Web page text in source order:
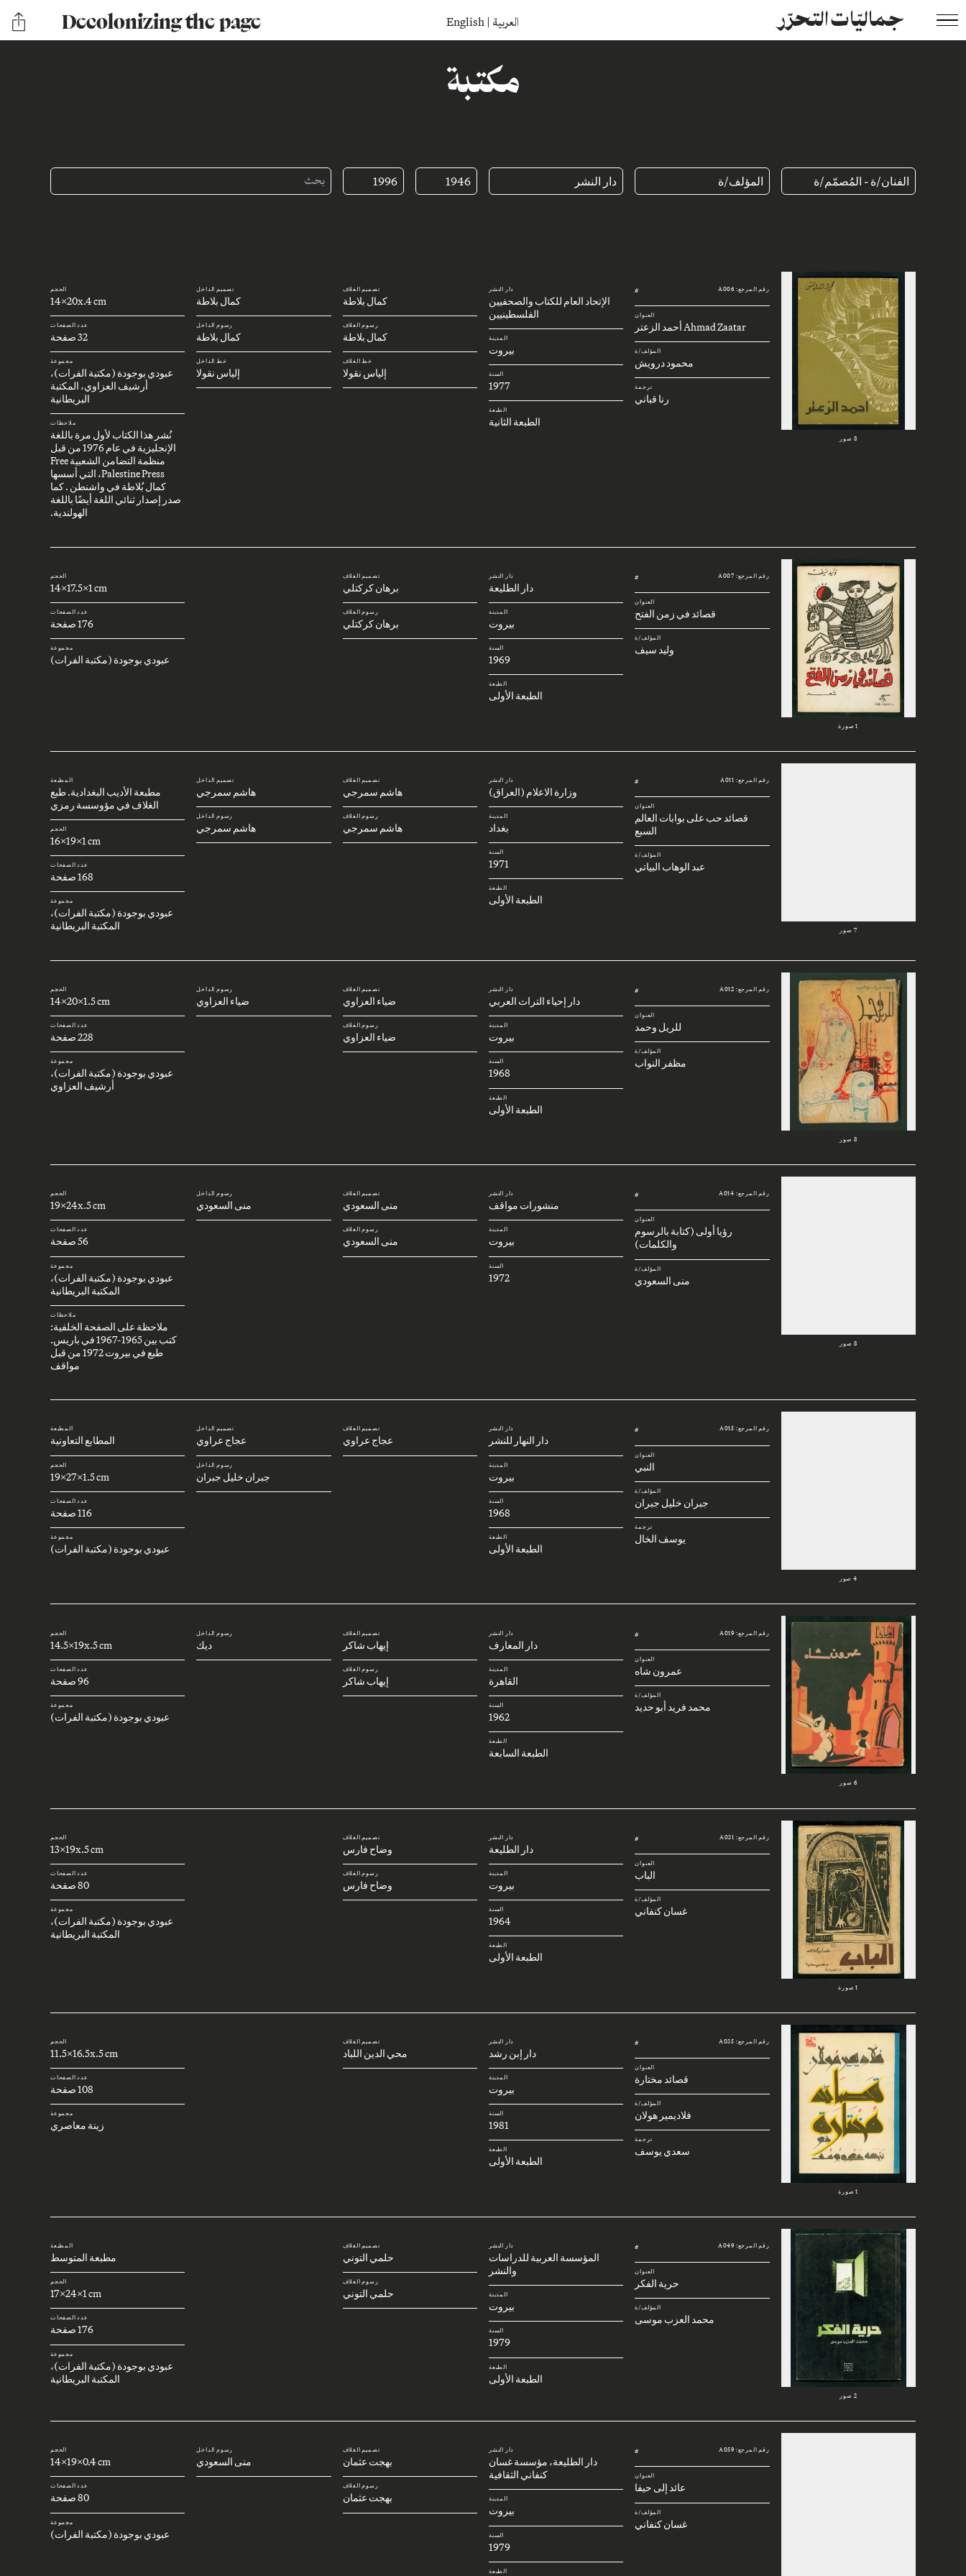
Decolonizing the page English | العربية جماليّات التحرّر
مكتبة
الفنان/ة - المُصمّم/ة المؤلف/ة دار النشر 1946
1996
رقم المرجع: A006 #
العنوان
Ahmad Zaatar أحمد الزعتر
المؤلف/ة
محمود درويش
ترجمة
رنا قباني
دار النشر
الإتحاد العام للكتاب والصحفيين
الفلسطينيين
المدينة
بيروت
السنة
1977
الطبعة
الطبعة الثانية
تصميم الغلاف
كمال بلاطة
رسوم الغلاف
كمال بلاطة
خط الغلاف
إلياس نقولا
تصميم الداخل
كمال بلاطة
رسوم الداخل
كمال بلاطة
خط الداخل
إلياس نقولا
الحجم
14x20x.4 cm
عدد الصفحات
32 صفحة
مجموعة
عبودي بوجودة (مكتبة الفرات)،
أرشيف العزاوي، المكتبة
البريطانية
ملاحظات
نُشر هذا الكتاب لأول مرة باللغة
الإنجليزية في عام 1976 من قبل
منظمة التضامن الشعبية Free
Palestine Press، التي أسسها
كمال بُلاطة في واشنطن . كما
صدر إصدار ثنائي اللغة أيضًا باللغة
الهولندية.
8 صور
رقم المرجع: A007 #
العنوان
قصائد في زمن الفتح
المؤلف/ة
وليد سيف
دار النشر
دار الطليعة
المدينة
بيروت
السنة
1969
الطبعة
الطبعة الأولى
تصميم الغلاف
برهان كركتلي
رسوم الغلاف
برهان كركتلي
الحجم
14x17.5x1 cm
عدد الصفحات
176 صفحة
مجموعة
عبودي بوجودة (مكتبة الفرات)
1 صورة
رقم المرجع: A011 #
العنوان
قصائد حب على بوابات العالم
السبع
المؤلف/ة
عبد الوهاب البياتي
دار النشر
وزارة الاعلام (العراق)
المدينة
بغداد
السنة
1971
الطبعة
الطبعة الأولى
تصميم الغلاف
هاشم سمرجي
رسوم الغلاف
هاشم سمرجي
تصميم الداخل
هاشم سمرجي
رسوم الداخل
هاشم سمرجي
المطبعة
مطبعة الأديب البغدادية. طبع
الغلاف في مؤوسسة رمزي
الحجم
16x19x1 cm
عدد الصفحات
168 صفحة
مجموعة
عبودي بوجودة (مكتبة الفرات)،
المكتبة البريطانية
7 صور
رقم المرجع: A012 #
العنوان
للريل وحمد
المؤلف/ة
مظفر النواب
دار النشر
دار إحياء التراث العربي
المدينة
بيروت
السنة
1968
الطبعة
الطبعة الأولى
تصميم الغلاف
ضياء العزاوي
رسوم الغلاف
ضياء العزاوي
رسوم الداخل
ضياء العزاوي
الحجم
14x20x1.5 cm
عدد الصفحات
228 صفحة
مجموعة
عبودي بوجودة (مكتبة الفرات)،
أرشيف العزاوي
8 صور
رقم المرجع: A014 #
العنوان
رؤيا أولى (كتابة بالرسوم
والكلمات)
المؤلف/ة
منى السعودي
دار النشر
منشورات مواقف
المدينة
بيروت
السنة
1972
تصميم الغلاف
منى السعودي
رسوم الغلاف
منى السعودي
رسوم الداخل
منى السعودي
الحجم
19x24x.5 cm
عدد الصفحات
56 صفحة
مجموعة
عبودي بوجودة (مكتبة الفرات)،
المكتبة البريطانية
ملاحظات
ملاحظة على الصفحة الخلفية:
كتب بين 1965-1967 في باريس.
طبع في بيروت 1972 من قبل
مواقف
8 صور
رقم المرجع: A015 #
العنوان
النبي
المؤلف/ة
جبران خليل جبران
ترجمة
يوسف الخال
دار النشر
دار النهار للنشر
المدينة
بيروت
السنة
1968
الطبعة
الطبعة الأولى
تصميم الغلاف
عجاج عراوي
تصميم الداخل
عجاج عراوي
رسوم الداخل
جبران خليل جبران
المطبعة
المطابع التعاونية
الحجم
19x27x1.5 cm
عدد الصفحات
116 صفحة
مجموعة
عبودي بوجودة (مكتبة الفرات)
4 صور
رقم المرجع: A019 #
العنوان
عمرون شاه
المؤلف/ة
محمد فريد أبو حديد
دار النشر
دار المعارف
المدينة
القاهرة
السنة
1962
الطبعة
الطبعة السابعة
تصميم الغلاف
إيهاب شاكر
رسوم الغلاف
إيهاب شاكر
رسوم الداخل
ديك
الحجم
14.5x19x.5 cm
عدد الصفحات
96 صفحة
مجموعة
عبودي بوجودة (مكتبة الفرات)
6 صور
رقم المرجع: A031 #
العنوان
الباب
المؤلف/ة
غسان كنفاني
دار النشر
دار الطليعة
المدينة
بيروت
السنة
1964
الطبعة
الطبعة الأولى
تصميم الغلاف
وضاح فارس
رسوم الغلاف
وضاح فارس
الحجم
13x19x.5 cm
عدد الصفحات
80 صفحة
مجموعة
عبودي بوجودة (مكتبة الفرات)،
المكتبة البريطانية
1 صورة
رقم المرجع: A035 #
العنوان
قصائد مختارة
المؤلف/ة
فلاديمير هولان
ترجمة
سعدي يوسف
دار النشر
دار إبن رشد
المدينة
بيروت
السنة
1981
الطبعة
الطبعة الأولى
تصميم الغلاف
محي الدين اللباد
الحجم
11.5x16.5x.5 cm
عدد الصفحات
108 صفحة
مجموعة
زينة معاصري
1 صورة
رقم المرجع: A049 #
العنوان
حرية الفكر
المؤلف/ة
محمد العزب موسى
دار النشر
المؤسسة العربية للدراسات
والنشر
المدينة
بيروت
السنة
1979
الطبعة
الطبعة الأولى
تصميم الغلاف
حلمي التوني
رسوم الغلاف
حلمي التوني
المطبعة
مطبعة المتوسط
الحجم
17x24x1 cm
عدد الصفحات
176 صفحة
مجموعة
عبودي بوجودة (مكتبة الفرات)،
المكتبة البريطانية
2 صور
رقم المرجع: A059 #
العنوان
عائد إلى حيفا
المؤلف/ة
غسان كنفاني
دار النشر
دار الطليعة، مؤسسة غسان
كنفاني الثقافية
المدينة
بيروت
السنة
1979
الطبعة
تصميم الغلاف
بهجت عثمان
رسوم الغلاف
بهجت عثمان
رسوم الداخل
منى السعودي
الحجم
14x19x0.4 cm
عدد الصفحات
80 صفحة
مجموعة
عبودي بوجودة (مكتبة الفرات)